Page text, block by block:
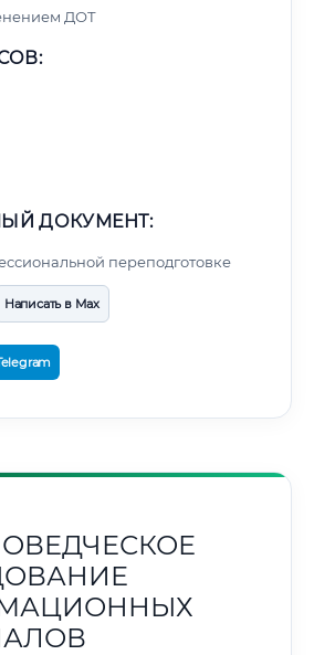
ДОТ
ДОКУМЕНТ:
переподготовке
Написать в Max